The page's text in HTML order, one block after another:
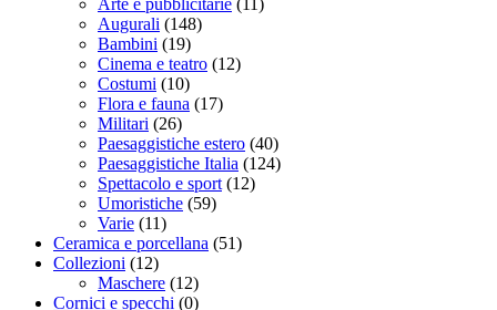
Arte e pubblicitarie (11)
Augurali (148)
Bambini (19)
Cinema e teatro (12)
Costumi (10)
Flora e fauna (17)
Militari (26)
Paesaggistiche estero (40)
Paesaggistiche Italia (124)
Spettacolo e sport (12)
Umoristiche (59)
Varie (11)
Ceramica e porcellana (51)
Collezioni (12)
Maschere (12)
Cornici e specchi (0)